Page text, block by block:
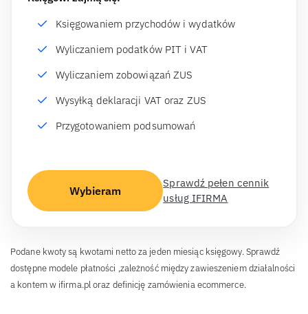
Księgowaniem przychodów i wydatków
Wyliczaniem podatków PIT i VAT
Wyliczaniem zobowiązań ZUS
Wysyłką deklaracji VAT oraz ZUS
Przygotowaniem podsumowań
Wybieram
Sprawdź pełen cennik
usług IFIRMA
Podane kwoty są kwotami netto za jeden miesiąc księgowy. Sprawdź
dostępne modele płatności ,zależność między zawieszeniem działalności
a kontem w ifirma.pl oraz definicję zamówienia ecommerce.